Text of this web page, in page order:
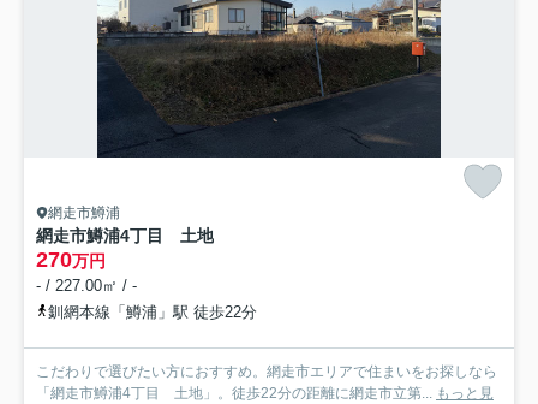
網走市鱒浦
網走市鱒浦4丁目 土地
270万円
- / 227.00㎡ / -
釧網本線「鱒浦」駅 徒歩22分
こだわりで選びたい方におすすめ。網走市エリアで住まいをお探しなら
「網走市鱒浦4丁目 土地」。徒歩22分の距離に網走市立第... もっと見